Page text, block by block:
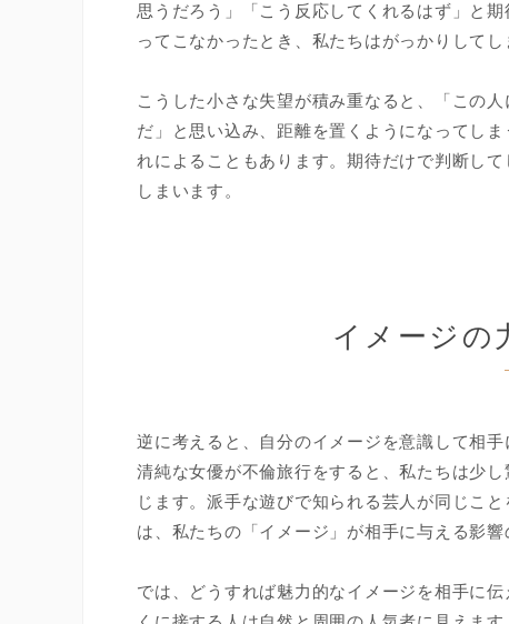
思うだろう」「こう反応してくれるはず」と
ってこなかったとき、私たちはがっかりしてし
こうした小さな失望が積み重なると、「この
だ」と思い込み、距離を置くようになってし
れによることもあります。期待だけで判断し
しまいます。
イメージの
逆に考えると、自分のイメージを意識して相
清純な女優が不倫旅行をすると、私たちは少
じます。派手な遊びで知られる芸人が同じこ
は、私たちの「イメージ」が相手に与える影響
では、どうすれば魅力的なイメージを相手に